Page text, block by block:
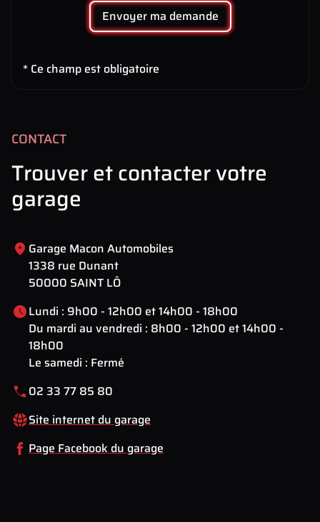
Envoyer ma demande
* Ce champ est obligatoire
CONTACT
Trouver et contacter votre
garage
Garage Macon Automobiles
1338 rue Dunant
50000 SAINT LÔ
Lundi : 9h00 - 12h00 et 14h00 - 18h00
Du mardi au vendredi : 8h00 - 12h00 et 14h00 -
18h00
Le samedi : Fermé
02 33 77 85 80
Site internet du garage
Page Facebook du garage